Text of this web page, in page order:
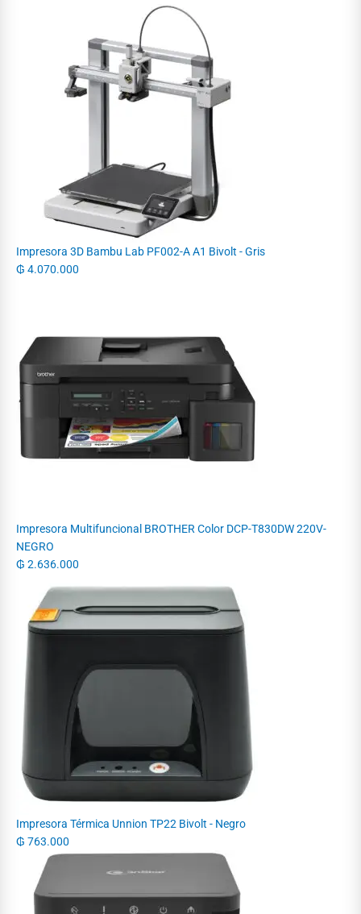
Impresora 3D Bambu Lab PF002-A A1 Bivolt - Gris
₲ 4.070.000
Impresora Multifuncional BROTHER Color DCP-T830DW 220V-
NEGRO
₲ 2.636.000
Impresora Térmica Unnion TP22 Bivolt - Negro
₲ 763.000